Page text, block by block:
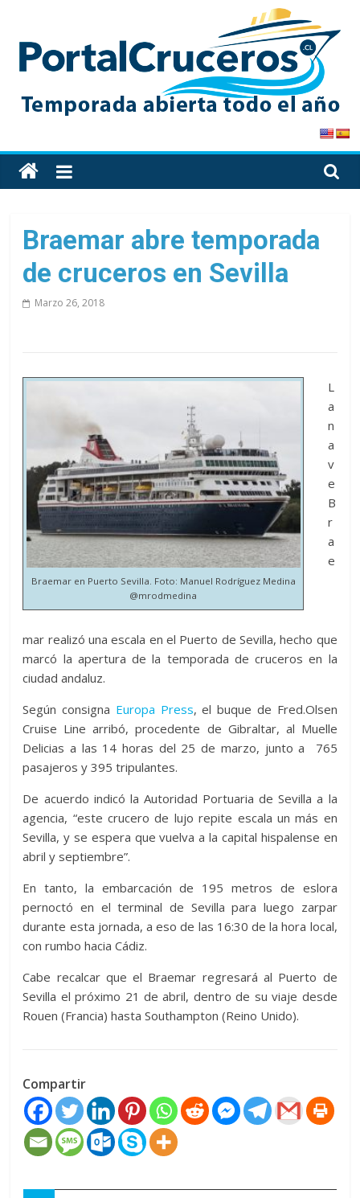
content
PortalCruceros
Toda
la
de
cruceros
en
un
solo
Braemar abre temporada
de cruceros en Sevilla
Marzo 26, 2018
Braemar en Puerto Sevilla. Foto: Manuel Rodríguez Medina
@mrodmedina
L
a
n
a
v
e
B
r
a
e
mar realizó una escala en el Puerto de Sevilla, hecho que
marcó la apertura de la temporada de cruceros en la
ciudad andaluz.
Según consigna Europa Press, el buque de Fred.Olsen
Cruise Line arribó, procedente de Gibraltar, al Muelle
Delicias a las 14 horas del 25 de marzo, junto a 765
pasajeros y 395 tripulantes.
De acuerdo indicó la Autoridad Portuaria de Sevilla a la
agencia, “este crucero de lujo repite escala un más en
Sevilla, y se espera que vuelva a la capital hispalense en
abril y septiembre”.
En tanto, la embarcación de 195 metros de eslora
pernoctó en el terminal de Sevilla para luego zarpar
durante esta jornada, a eso de las 16:30 de la hora local,
con rumbo hacia Cádiz.
Cabe recalcar que el Braemar regresará al Puerto de
Sevilla el próximo 21 de abril, dentro de su viaje desde
Rouen (Francia) hasta Southampton (Reino Unido).
Compartir